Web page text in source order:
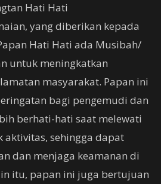
Hati Hati
yang diberikan kepada
Hati Hati ada Musibah/
untuk meningkatkan
masyarakat. Papan ini
bagi pengemudi dan
berhati-hati saat melewati
aktivitas, sehingga dapat
dan menjaga keamanan di
itu, papan ini juga bertujuan